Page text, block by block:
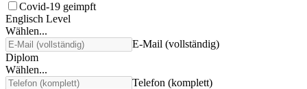
Covid-19 geimpft
Englisch Level
Wählen...
E-Mail (vollständig)
Diplom
Wählen...
Telefon (komplett)